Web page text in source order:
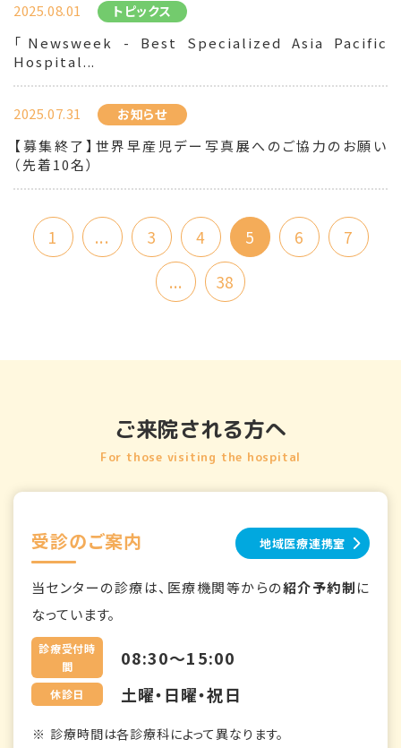
2025.08.01 トピックス
「Newsweek - Best Specialized Asia Pacific
Hospital...
2025.07.31 お知らせ
【募集終了】世界早産児デー写真展へのご協力のお願い
（先着10名）
1 ... 3 4 5 6
7
...
38
ご来院される方へ
For those visiting the hospital
受診のご案内 地域医療連携室
当センターの診療は、医療機関等からの紹介予約制に
なっています。
診療受付時
間
08:30～15:00
休診日 土曜・日曜・祝日
診療時間は各診療科によって異なります。